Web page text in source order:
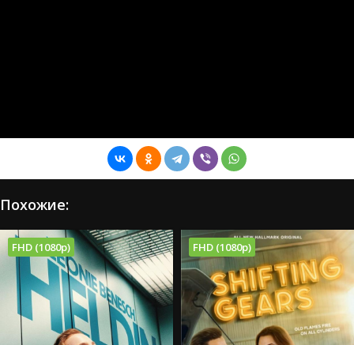
Похожие:
FHD (1080p) FHD (1080p)